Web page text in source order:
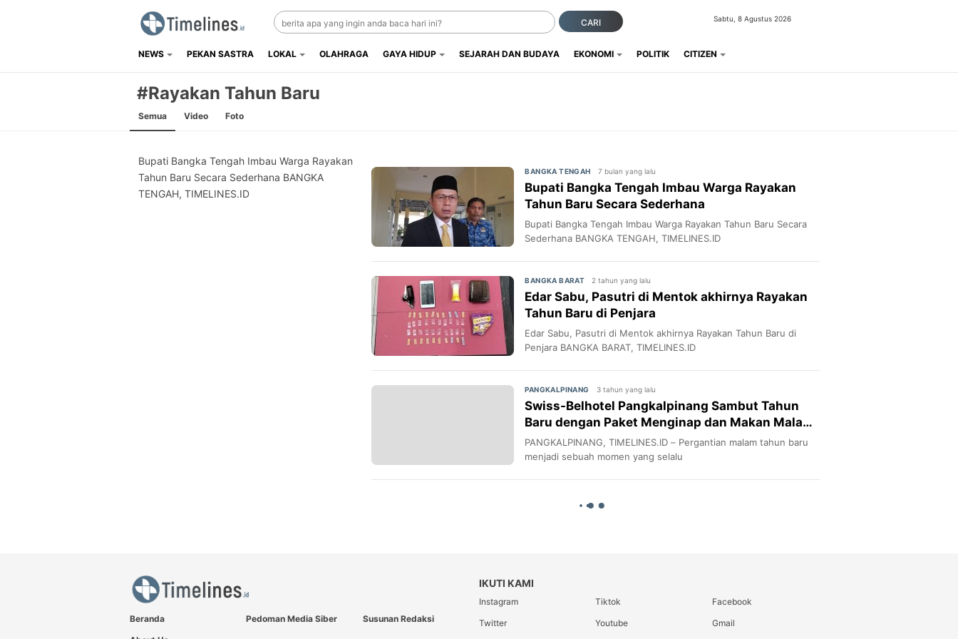
Timelines.id
Media Literasi, Sejarah & Budaya
CARI Sabtu, 8 Agustus 2026
NEWS PEKAN SASTRA LOKAL OLAHRAGA GAYA HIDUP SEJARAH DAN BUDAYA EKONOMI POLITIK CITIZEN
#Rayakan Tahun Baru
Semua Video Foto
Bupati Bangka Tengah Imbau Warga Rayakan
Tahun Baru Secara Sederhana BANGKA
TENGAH, TIMELINES.ID
BANGKA TENGAH 7 bulan yang lalu
Bupati Bangka Tengah Imbau Warga Rayakan
Tahun Baru Secara Sederhana
Bupati Bangka Tengah Imbau Warga Rayakan Tahun Baru Secara
Sederhana BANGKA TENGAH, TIMELINES.ID
BANGKA BARAT 2 tahun yang lalu
Edar Sabu, Pasutri di Mentok akhirnya Rayakan
Tahun Baru di Penjara
Edar Sabu, Pasutri di Mentok akhirnya Rayakan Tahun Baru di
Penjara BANGKA BARAT, TIMELINES.ID
PANGKALPINANG 3 tahun yang lalu
Swiss-Belhotel Pangkalpinang Sambut Tahun
Baru dengan Paket Menginap dan Makan Malam
Bertema Bawah Laut
PANGKALPINANG, TIMELINES.ID – Pergantian malam tahun baru
menjadi sebuah momen yang selalu
Beranda Pedoman Media Siber
Susunan Redaksi
IKUTI KAMI
Instagram Tiktok
Facebook
Twitter
Youtube Gmail